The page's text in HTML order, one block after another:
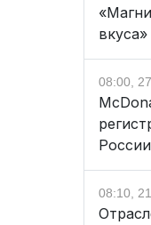
вкуса»
08:00,
России
08:10,